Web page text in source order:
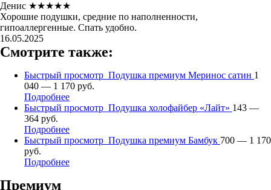
Денис ★★★★★
Хорошие подушки, средние по наполненности,
гипоаллергенные. Спать удобно.
16.05.2025
Смотрите также:
Быстрый просмотр Подушка премиум Меринос сатин 1
040 — 1 170 руб.
Подробнее
Быстрый просмотр Подушка холофайбер «Лайт» 143 —
364 руб.
Подробнее
Быстрый просмотр Подушка премиум Бамбук 700 — 1 170
руб.
Подробнее
Премиум